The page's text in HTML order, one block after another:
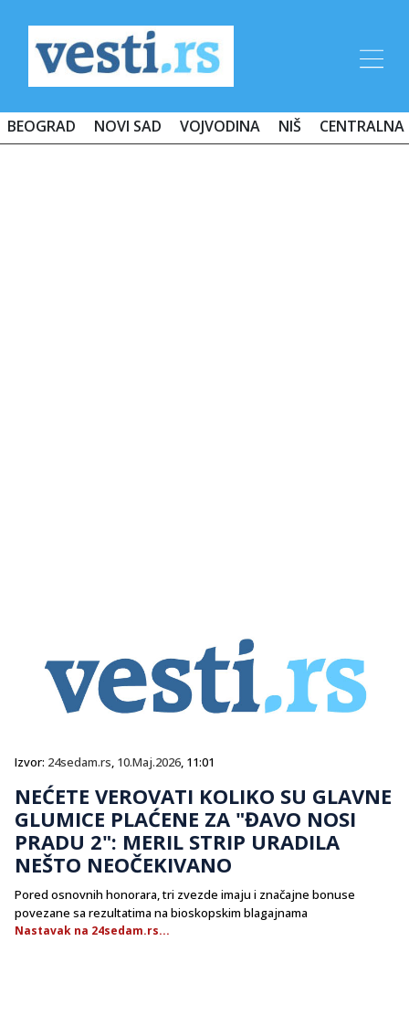
BEOGRAD NOVI SAD VOJVODINA NIŠ CENTRALNA
Izvor: 24sedam.rs, 10.Maj.2026, 11:01
NEĆETE VEROVATI KOLIKO SU GLAVNE
GLUMICE PLAĆENE ZA "ĐAVO NOSI
PRADU 2": MERIL STRIP URADILA
NEŠTO NEOČEKIVANO
Pored osnovnih honorara, tri zvezde imaju i značajne bonuse
povezane sa rezultatima na bioskopskim blagajnama
Nastavak na 24sedam.rs...